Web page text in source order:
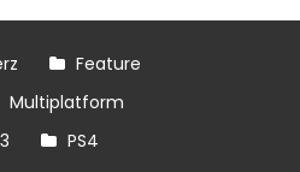
Feature
Multiplatform
PS4